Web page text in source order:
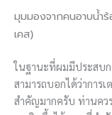
มุมมองจากคนอาบน้ำ
เคส)
ในฐานะที่ผมมีประสบ
สามารถบอกได้ว่าการ
สำคัญมากครับ ท่านค